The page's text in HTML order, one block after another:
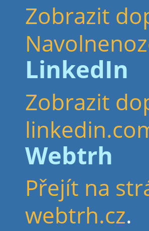
Zobrazit
LinkedIn
Zobrazit
Webtrh
Přejít na
webtrh.cz.